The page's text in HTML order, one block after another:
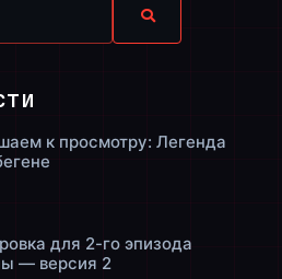
к просмотру: Легенда
для 2-го эпизода
— версия 2